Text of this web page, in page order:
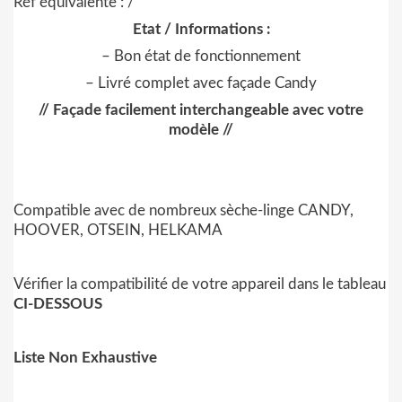
Etat / Informations :
– Bon état de fonctionnement
– Livré complet avec façade Candy
// Façade facilement interchangeable avec votre
modèle //
Compatible avec de nombreux sèche-linge CANDY,
HOOVER, OTSEIN, HELKAMA
Vérifier la compatibilité de votre appareil dans le tableau
CI-DESSOUS
Liste Non Exhaustive